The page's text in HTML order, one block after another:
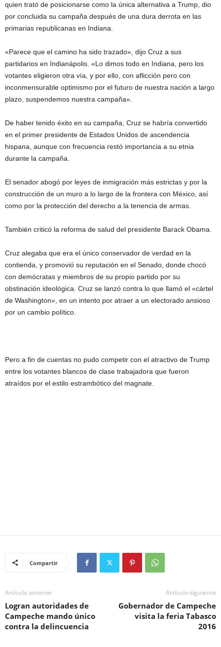
quien trató de posicionarse como la única alternativa a Trump, dio
por concluida su campaña después de una dura derrota en las
primarias republicanas en Indiana.
«Parece que el camino ha sido trazado», dijo Cruz a sus
partidarios en Indianápolis. «Lo dimos todo en Indiana, pero los
votantes eligieron otra vía, y por ello, con aflicción pero con
inconmensurable optimismo por el futuro de nuestra nación a largo
plazo, suspendemos nuestra campaña».
De haber tenido éxito en su campaña, Cruz se habría convertido
en el primer presidente de Estados Unidos de ascendencia
hispana, aunque con frecuencia restó importancia a su etnia
durante la campaña.
El senador abogó por leyes de inmigración más estrictas y por la
construcción de un muro a lo largo de la frontera con México, así
como por la protección del derecho a la tenencia de armas.
También criticó la reforma de salud del presidente Barack Obama.
Cruz alegaba que era el único conservador de verdad en la
contienda, y promovió su reputación en el Senado, donde chocó
con demócratas y miembros de su propio partido por su
obstinación ideológica. Cruz se lanzó contra lo que llamó el «cártel
de Washington», en un intento por atraer a un electorado ansioso
por un cambio político.
Pero a fin de cuentas no pudo competir con el atractivo de Trump
entre los votantes blancos de clase trabajadora que fueron
atraídos por el estilo estrambótico del magnate.
Compartir
Artículo anterior
Logran autoridades de
Campeche mando único
contra la delincuencia
Artículo siguiente
Gobernador de Campeche
visita la feria Tabasco
2016